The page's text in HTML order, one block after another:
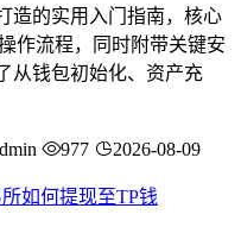
造的实用入门指南，核心
作流程，同时附带关键安
从钱包初始化、资产充
977 2026-08-09